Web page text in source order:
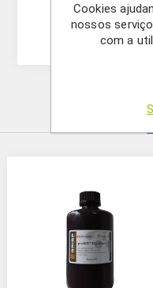
-
Cookies
nossos
com a